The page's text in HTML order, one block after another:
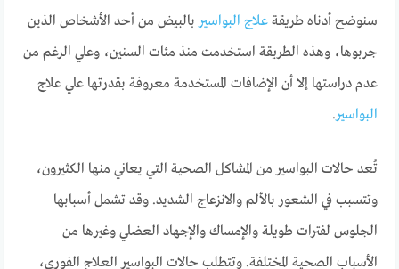
سنوضح أدناه طريقةعلاج البواسيربالبيض من أحد الأشخاص الذين
جربوها، وهذه الطريقة استخدمت منذ مئات السنين، وعلي الرغم من
عدم دراستها إلا أن الإضافات المستخدمة معروفة بقدرتها علي علاج
البواسير.
تُعد حالات البواسير من المشاكل الصحية التي يعاني منها الكثيرون،
وتتسبب في الشعور بالألم والانزعاج الشديد. وقد تشمل أسبابها
الجلوس لفترات طويلة والإمساك والإجهاد العضلي وغيرها من
الأسباب الصحية المختلفة. وتتطلب حالات البواسير العلاج الفوري،